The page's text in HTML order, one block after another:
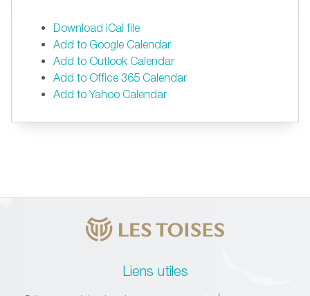
Download iCal file
Add to Google Calendar
Add to Outlook Calendar
Add to Office 365 Calendar
Add to Yahoo Calendar
Liens utiles